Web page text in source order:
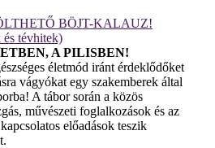
BÖJT-KALAUZ!
és tévhitek)
A PILISBEN!
életmód iránt érdeklődőket
vágyókat egy szakemberek által
A tábor során a közös
művészeti foglalkozások és az
előadások teszik